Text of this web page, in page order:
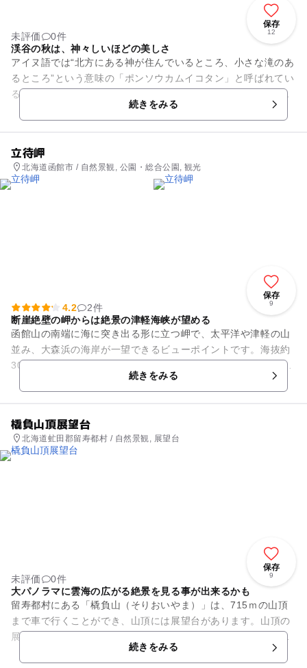
保存
12
未評価
0件
渓谷の秋は、神々しいほどの美しさ
アイヌ語では“北方にある神が住んでいるところ、小さな滝のあ
るところ”という意味の「ポンソウカムイコタン」と呼ばれてい
るように、夕張川の浸食によってできた渓谷の、美しくも迫力
ある姿がこの公園の一番...続きをみる
立待岬
北海道函館市 / 自然景観, 公園・総合公園, 観光
保存
9
4.2
2件
断崖絶壁の岬からは絶景の津軽海峡が望める
函館山の南端に海に突き出る形に立つ岬で、太平洋や津軽の山
並み、大森浜の海岸が一望できるビューポイントです。海抜約
30ｍの断崖絶壁で周囲を海で囲まれ、快晴の日にはダイナミッ
クな素晴らしい景色が広が...続きをみる
橇負山頂展望台
北海道虻田郡留寿都村 / 自然景観, 展望台
保存
9
未評価
0件
大パノラマに雲海の広がる絶景を見る事が出来るかも
留寿都村にある「橇負山（そりおいやま）」は、715ｍの山頂
まで車で行くことができ、山頂には展望台があります。山頂の
展望台からは、自然にあふれる留寿都の街、北には美しい羊蹄
山、南に昭和新山、更に遠...続きをみる